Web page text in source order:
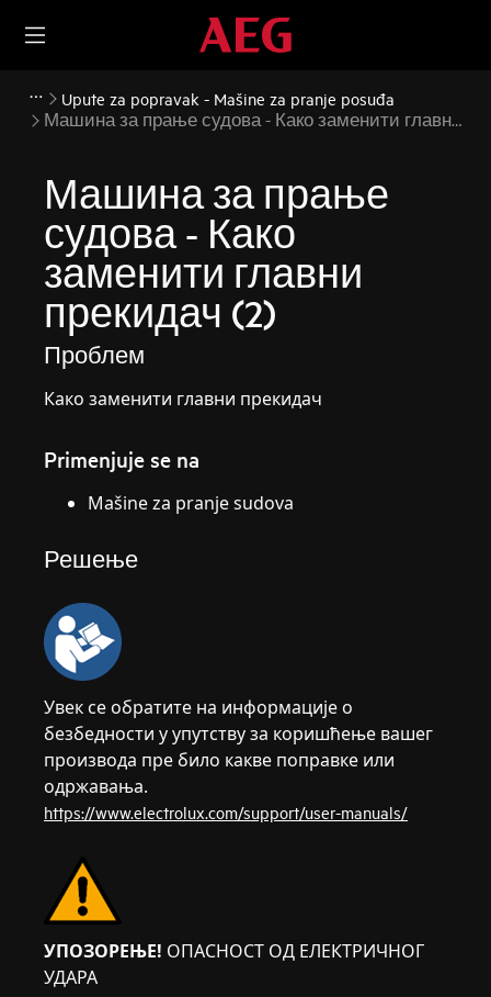
Upute za popravak - Mašine za pranje posuđa
Машина за прање судова - Како заменити главни
Машина за прање
судова - Како
заменити главни
прекидач (2)
Проблем
Како заменити главни прекидач
Primenjuje se na
Mašine za pranje sudova
Решење
Увек се обратите на информације о
безбедности у упутству за коришћење вашег
производа пре било какве поправке или
одржавања.
https://www.electrolux.com/support/user-manuals/
УПОЗОРЕЊЕ! ОПАСНОСТ ОД ЕЛЕКТРИЧНОГ
УДАРА